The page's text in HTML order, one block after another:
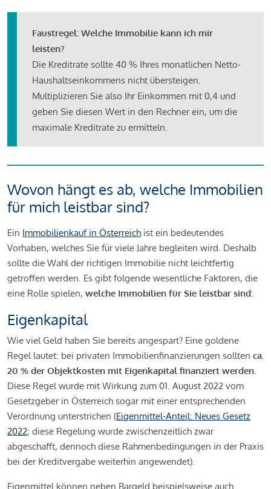
Faustregel: Welche Immobilie kann ich mir
leisten?
Die Kreditrate sollte 40 % Ihres monatlichen Netto-
Haushaltseinkommens nicht übersteigen.
Multiplizieren Sie also Ihr Einkommen mit 0,4 und
geben Sie diesen Wert in den Rechner ein, um die
maximale Kreditrate zu ermitteln.
Wovon hängt es ab, welche Immobilien
für mich leistbar sind?
Ein Immobilienkauf in Österreich ist ein bedeutendes
Vorhaben, welches Sie für viele Jahre begleiten wird. Deshalb
sollte die Wahl der richtigen Immobilie nicht leichtfertig
getroffen werden. Es gibt folgende wesentliche Faktoren, die
eine Rolle spielen, welche Immobilien für Sie leistbar sind:
Eigenkapital
Wie viel Geld haben Sie bereits angespart? Eine goldene
Regel lautet: bei privaten Immobilienfinanzierungen sollten ca.
20 % der Objektkosten mit Eigenkapital finanziert werden.
Diese Regel wurde mit Wirkung zum 01. August 2022 vom
Gesetzgeber in Österreich sogar mit einer entsprechenden
Verordnung unterstrichen (Eigenmittel-Anteil: Neues Gesetz
2022; diese Regelung wurde zwischenzeitlich zwar
abgeschafft, dennoch diese Rahmenbedingungen in der Praxis
bei der Kreditvergabe weiterhin angewendet).
Eigenmittel können neben Bargeld beispielsweise auch